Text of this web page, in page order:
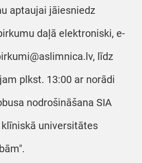
aptaujai jāiesniedz
daļā elektroniski, e-
līdz
plkst. 13:00 ar norādi
nodrošināšana SIA
klīniskā universitātes